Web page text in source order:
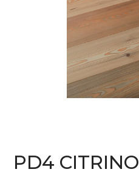
PD4 CITRINO